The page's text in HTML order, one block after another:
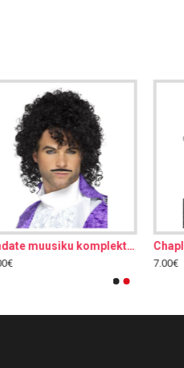
Chaplini vuntsid ja kulmud, must, kleebitav Habe vuntsidega, pikk,